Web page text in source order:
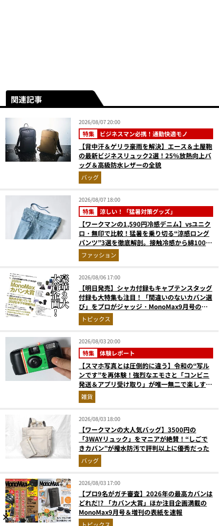
関連記事
2026/08/07 20:00
特集 ビジネスマン必携！通勤快適モノ
【背中汗＆ゲリラ豪雨を解決】エース＆土屋鞄
の最新ビジネスリュック2選！25%放熱向上バ
ッグ＆高級防水レザーの全貌
バッグ
2026/08/07 18:00
特集 涼しい！「猛暑対策グッズ」
【ワークマンの1,590円冷感デニム】vsユニク
ロ・無印で比較！猛暑を乗り切る“涼感ロング
パンツ”3選を徹底解剖。接触冷感から綿100%
まで決定版
ファッション
2026/08/06 17:00
【明日発売】シャカ付録もキャプテンスタッグ
付録も大特集も注目！「間違いのないカバン選
び」をプロがジャッジ・MonoMax9月号の目
次を公開
トピックス
2026/08/03 20:00
特集 体験レポート
【スマホ写真とは圧倒的に違う】令和の“写ル
ンです”を再体験！強烈なエモさと「コンビニ
発送＆アプリ受け取り」が唯一無二で楽しすぎ
た雑貨
2026/08/03 18:00
【ワークマンの大人気バッグ】3500円の
「3WAYリュック」をマニアが絶賛！“しごで
きカバン”が撥水防汚で評判以上に優秀だった
バッグ
2026/08/03 17:00
【プロ9名がガチ審査】2026年の最高カバンは
どれだ!? 「カバン大賞」ほか注目企画満載の
MonoMax9月号＆増刊の表紙を速報